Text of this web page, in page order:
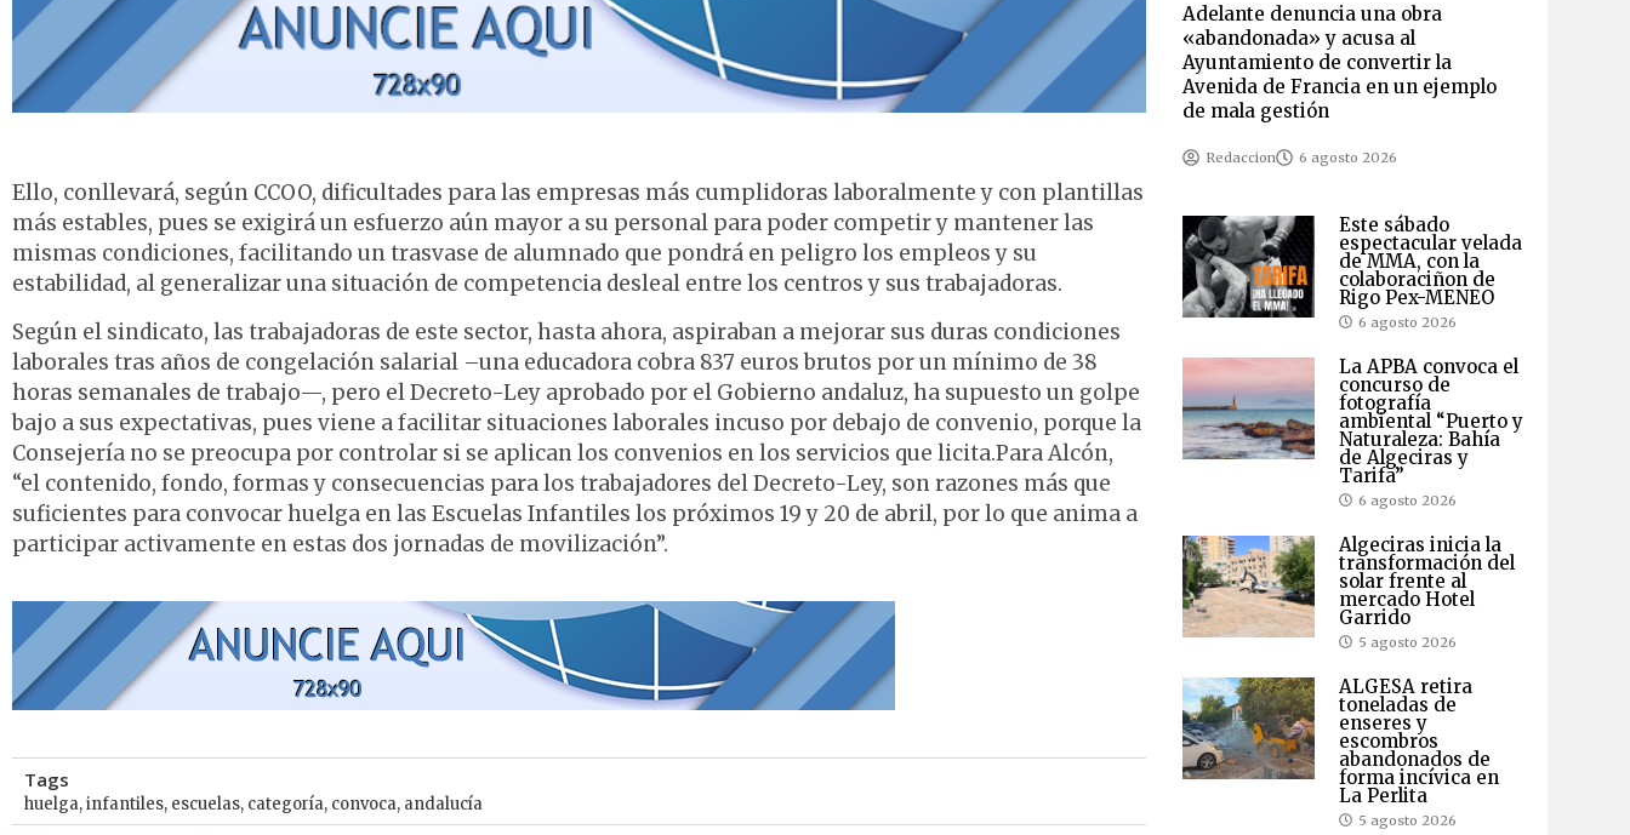
Ello, conllevará, según CCOO, dificultades para las empresas más cumplidoras laboralmente y con plantillas
más estables, pues se exigirá un esfuerzo aún mayor a su personal para poder competir y mantener las
mismas condiciones, facilitando un trasvase de alumnado que pondrá en peligro los empleos y su
estabilidad, al generalizar una situación de competencia desleal entre los centros y sus trabajadoras.
Según el sindicato, las trabajadoras de este sector, hasta ahora, aspiraban a mejorar sus duras condiciones
laborales tras años de congelación salarial –una educadora cobra 837 euros brutos por un mínimo de 38
horas semanales de trabajo—, pero el Decreto-Ley aprobado por el Gobierno andaluz, ha supuesto un golpe
bajo a sus expectativas, pues viene a facilitar situaciones laborales incuso por debajo de convenio, porque la
Consejería no se preocupa por controlar si se aplican los convenios en los servicios que licita.Para Alcón,
“el contenido, fondo, formas y consecuencias para los trabajadores del Decreto-Ley, son razones más que
suficientes para convocar huelga en las Escuelas Infantiles los próximos 19 y 20 de abril, por lo que anima a
participar activamente en estas dos jornadas de movilización”.
Tags
huelga,infantiles, escuelas, categoría, convoca, andalucía
Adelante denuncia una obra
«abandonada» y acusa al
Ayuntamiento de convertir la
Avenida de Francia en un ejemplo
de mala gestión
Redaccion 6 agosto 2026
Este sábado
espectacular velada
de MMA, con la
colaboraciñon de
Rigo Pex-MENEO
6 agosto 2026
La APBA convoca el
concurso de
fotografía
ambiental “Puerto y
Naturaleza: Bahía
de Algeciras y
Tarifa”
6 agosto 2026
Algeciras inicia la
transformación del
solar frente al
mercado Hotel
Garrido
5 agosto 2026
ALGESA retira
toneladas de
enseres y
escombros
abandonados de
forma incívica en
La Perlita
5 agosto 2026